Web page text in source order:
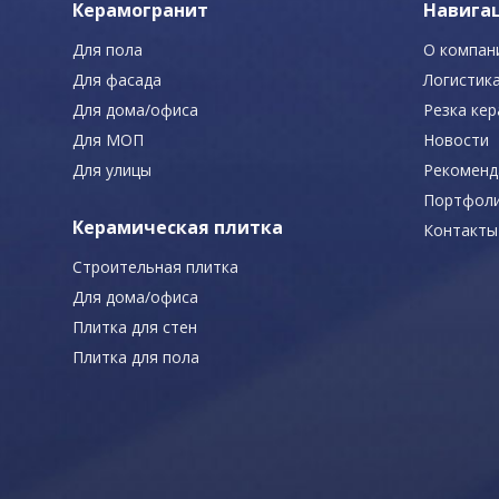
Керамогранит
Для пола
Для фасада
Для дома/офиса
Для МОП
Для улицы
Керамическая плитка
Строительная плитка
Для дома/офиса
Плитка для стен
Плитка для пола
О
Резка
Новости
Контакты